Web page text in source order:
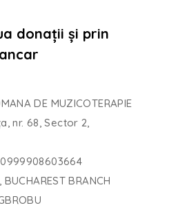
donații și prin
DE MUZICOTERAPIE
nr. 68, Sector 2,
BUCHAREST BRANCH